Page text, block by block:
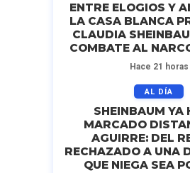
ENTRE ELOGIOS Y
LA CASA BLANCA
CLAUDIA
COMBATE AL
Hace 21 horas
AL DÍA
SHEINBAUM YA
MARCADO
AGUIRRE: DEL
RECHAZADO A UNA
QUE NIEGA SEA